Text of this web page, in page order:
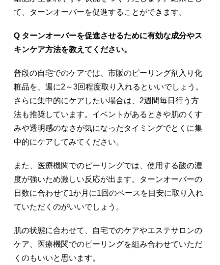
て、ターンオーバーを促進することができます。
Q ターンオーバーを促進させるために有効な成分やス
キンケア方法を教えてください。
普段の自宅でのケアでは、市販のピーリング剤入り化
粧品を、週に2～3回程度取り入れるといいでしょう。
さらに集中的にケアしたい場合は、2週間毎日行う方
法も推奨しています。イベントがあるときや肌のくす
みや透明感のなさが気になったタイミングでとくに集
中的にケアしてみてください。
また、医療機関でのピーリングでは、使用する酸の濃
度が強いため激しい反応が出ます。ターンオーバーの
日数に合わせて1か月に1回のペースを目安に取り入れ
ていただくのがいいでしょう。
肌の状態に合わせて、自宅でのケアやエステサロンの
ケア、医療機関でのピーリングを組み合わせていただ
くのもいいと思います。